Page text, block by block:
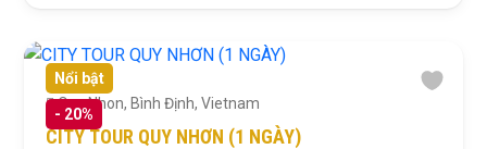
Nổi bật
- 20%
Quy Nhon, Bình Định, Vietnam
CITY TOUR QUY NHƠN (1 NGÀY)